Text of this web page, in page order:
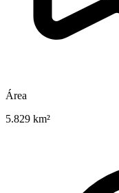
Área
5.829 km²